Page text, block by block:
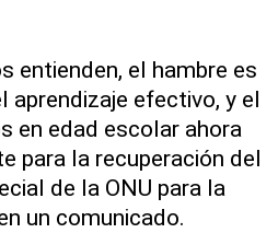
entienden, el hambre es
aprendizaje efectivo, y el
en edad escolar ahora
para la recuperación del
de la ONU para la
un comunicado.